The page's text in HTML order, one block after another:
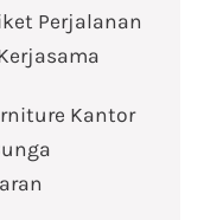
Perjalanan
Kantor